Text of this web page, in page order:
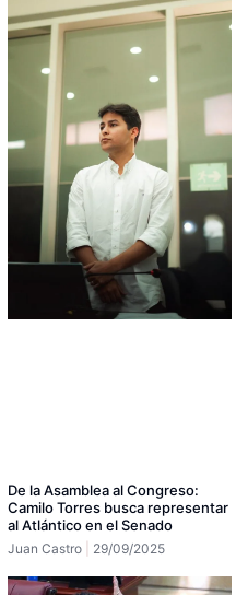
De la Asamblea al Congreso:
Camilo Torres busca representar
al Atlántico en el Senado
Juan Castro 29/09/2025